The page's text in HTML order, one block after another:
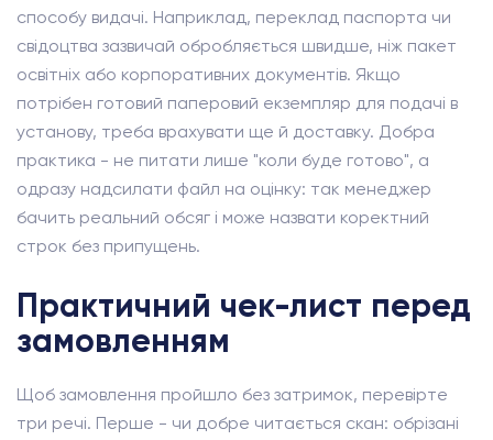
способу видачі. Наприклад, переклад паспорта чи
свідоцтва зазвичай обробляється швидше, ніж пакет
освітніх або корпоративних документів. Якщо
потрібен готовий паперовий екземпляр для подачі в
установу, треба врахувати ще й доставку. Добра
практика - не питати лише "коли буде готово", а
одразу надсилати файл на оцінку: так менеджер
бачить реальний обсяг і може назвати коректний
строк без припущень.
Практичний чек-лист перед
замовленням
Щоб замовлення пройшло без затримок, перевірте
три речі. Перше - чи добре читається скан: обрізані